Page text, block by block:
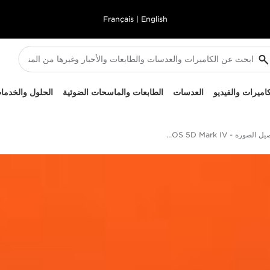
English
Français
والفيديو العدسات الطابعات والماسحات الضوئية الحلول
تفاصيل الصورة - EOS 5D Mark IV من Canon